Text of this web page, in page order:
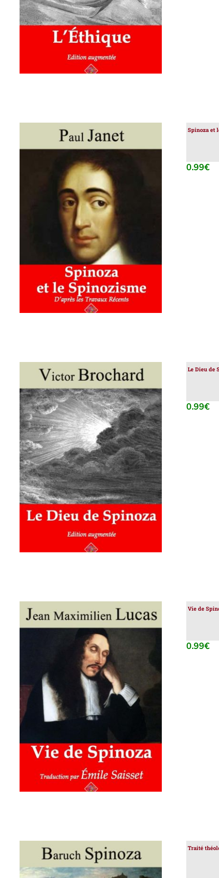
AJOUTER AU PANIER /
Spinoza et
0.99€
AJOUTER AU PANIER / DÉTAILS
Le Dieu de
0.99€
AJOUTER AU PANIER / DÉTAILS
Vie de
0.99€
Traité